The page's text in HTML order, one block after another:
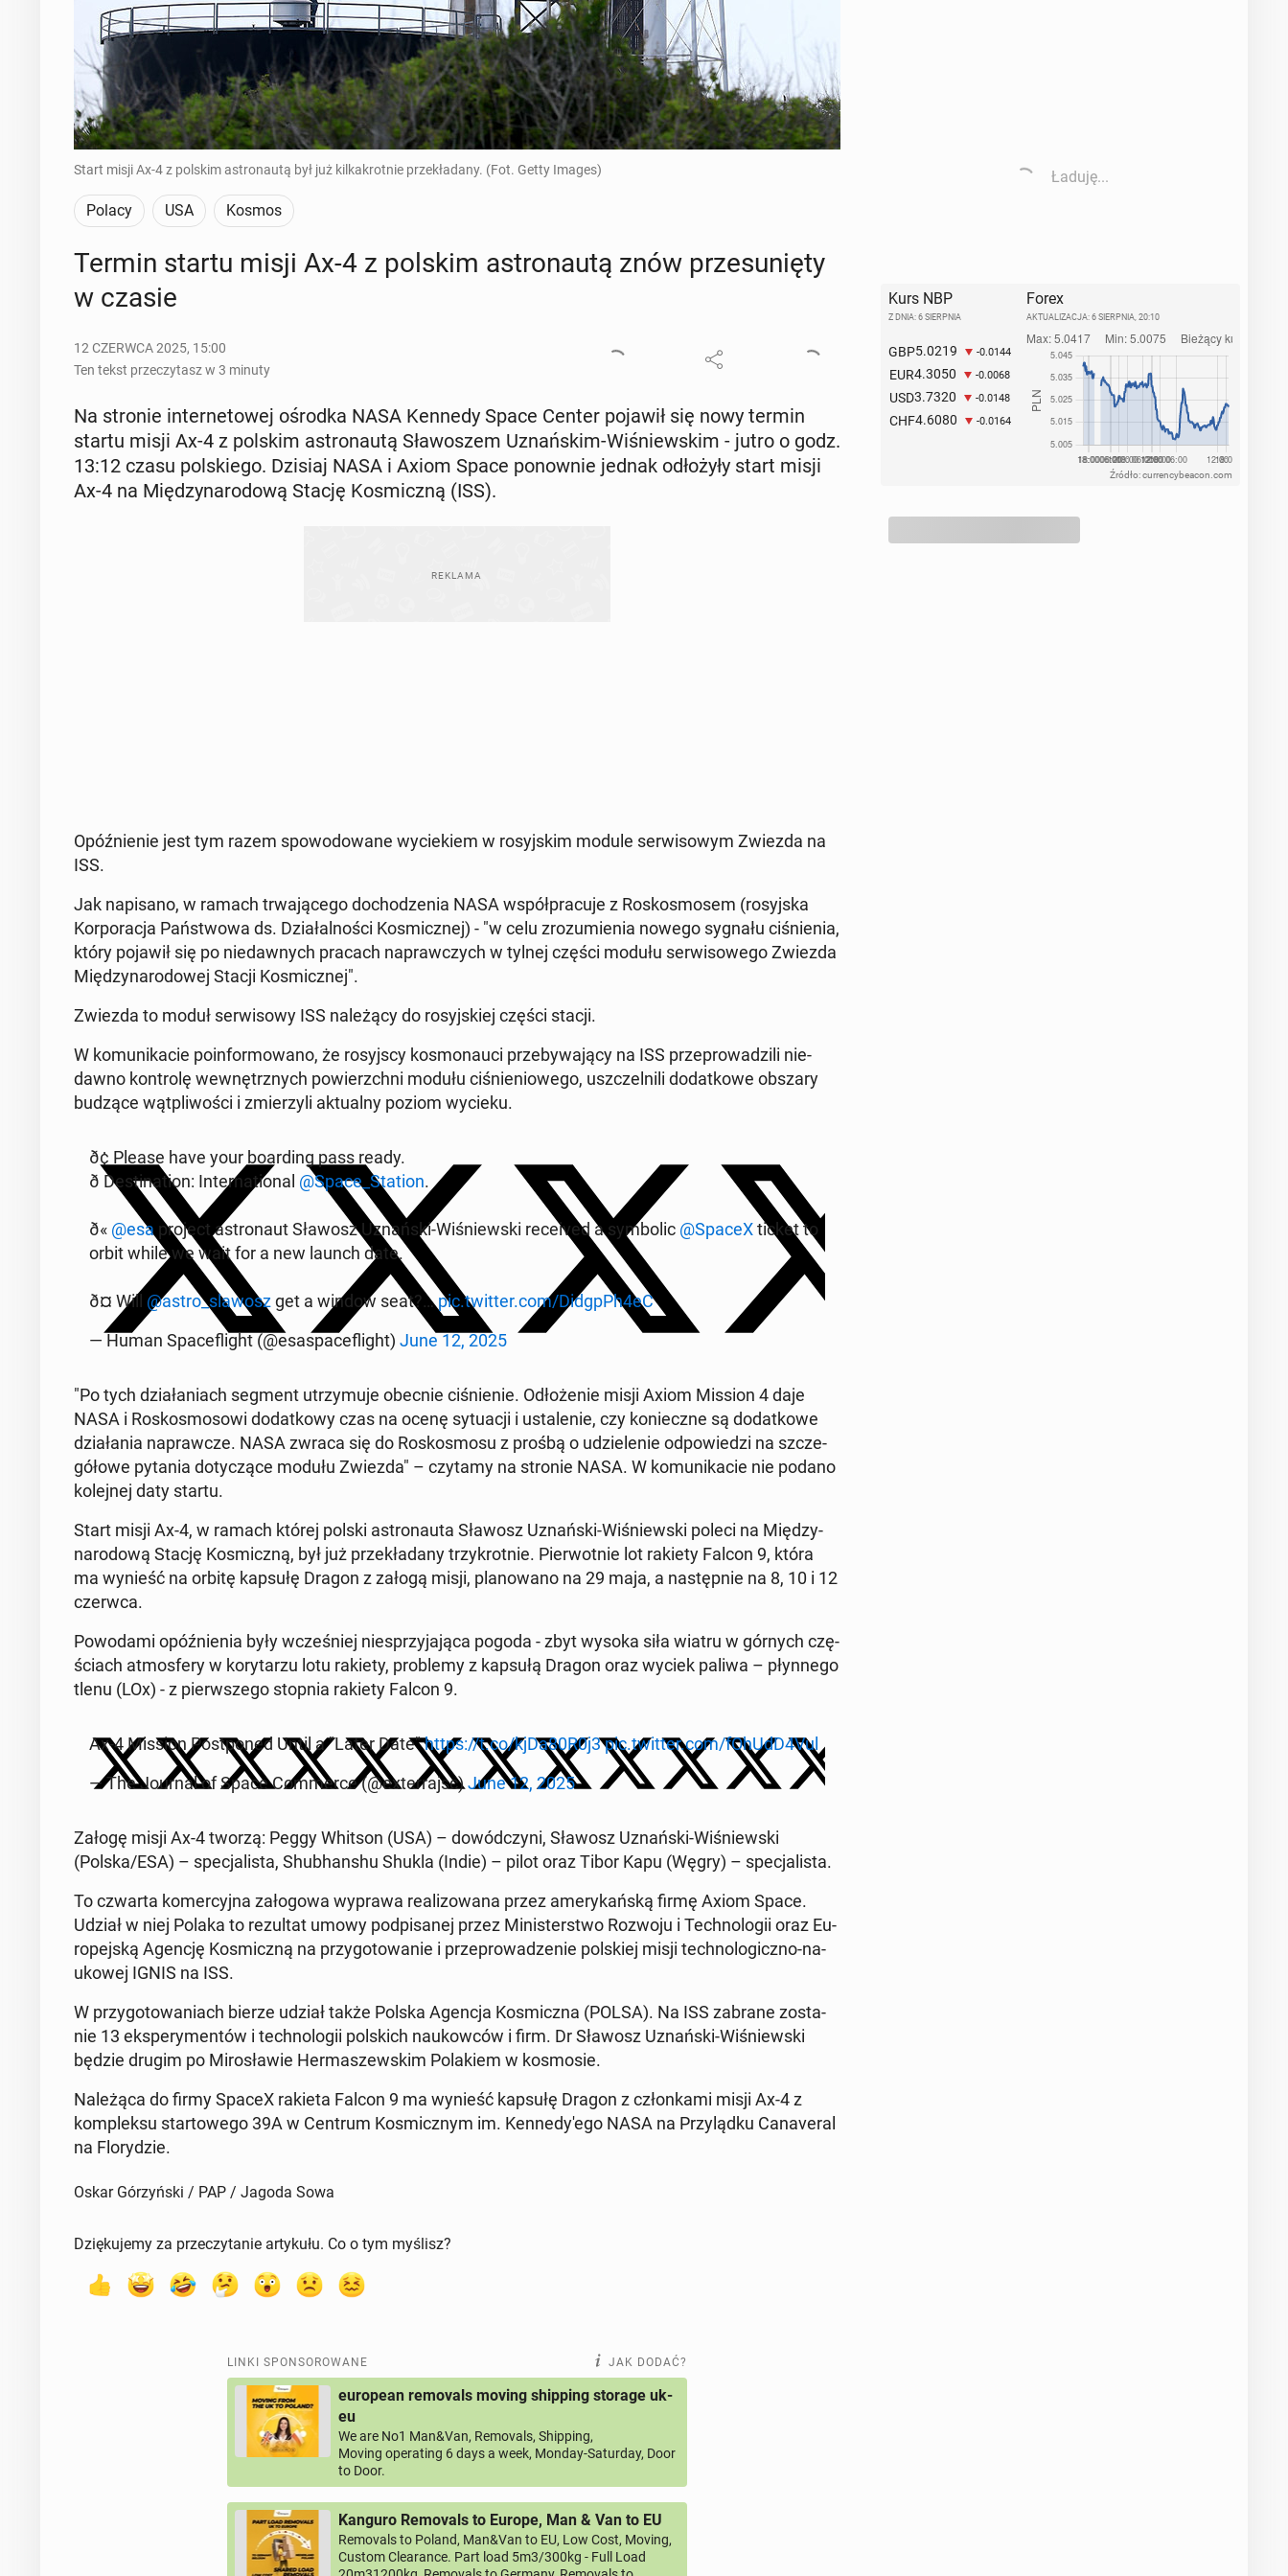
Start misji Ax-4 z polskim astronautą był już kilkakrotnie przekładany. (Fot. Getty Images)
Polacy USA Kosmos
Termin startu misji Ax-4 z polskim astro­nau­tą znów prze­su­nię­ty
w czasie
12 CZERWCA 2025, 15:00
Ten tekst przeczytasz w 3 minuty
Na stronie in­ter­ne­to­wej ośrodka NASA Kennedy Space Center pojawił się nowy termin
startu misji Ax-4 z polskim astro­nau­tą Sła­wo­szem Uznań­skim-Wi­śniew­skim - jutro o godz.
13:12 czasu pol­skie­go. Dzisiaj NASA i Axiom Space po­now­nie jednak odło­ży­ły start misji
Ax-4 na Mię­dzy­na­ro­do­wą Stację Ko­smicz­ną (ISS).
Opóź­nie­nie jest tym razem spo­wo­do­wa­ne wy­cie­kiem w ro­syj­skim module ser­wi­so­wym Zwiezda na
ISS.
Jak na­pi­sa­no, w ramach trwa­ją­ce­go do­cho­dze­nia NASA współ­pra­cu­je z Ro­sko­smo­sem (ro­syj­ska
Kor­po­ra­cja Pań­stwo­wa ds. Dzia­łal­no­ści Ko­smicz­nej) - "w celu zro­zu­mie­nia nowego sygnału ci­śnie­nia,
który pojawił się po nie­daw­nych pracach na­praw­czych w tylnej części modułu ser­wi­so­we­go Zwiezda
Mię­dzy­na­ro­do­wej Stacji Ko­smicz­nej".
Zwiezda to moduł ser­wi­so­wy ISS na­le­żą­cy do ro­syj­skiej części stacji.
W ko­mu­ni­ka­cie po­in­for­mo­wa­no, że ro­syj­scy ko­smo­nau­ci prze­by­wa­ją­cy na ISS prze­pro­wa­dzi­li nie­
daw­no kon­tro­lę we­wnętrz­nych po­wierzch­ni modułu ci­śnie­nio­we­go, uszczel­ni­li do­dat­ko­we obszary
budzące wąt­pli­wo­ści i zmie­rzy­li ak­tu­al­ny poziom wycieku.
ð¢ Please have your bo­ar­ding pass ready.
ð De­sti­na­tion: In­ter­na­tio­nal @Space_Station.
ð« @esa project astro­naut Sławosz Uznań­ski-Wi­śniew­ski re­ce­ived a sym­bo­lic @SpaceXticket to
orbit while we wait for a new launch date.
ð¤ Will @astro_slawoszget a window seat?…pic.twitter.com/DidgpPh4eC
— Human Spa­ce­fli­ght (@esa­spa­ce­fli­ght) June 12, 2025
"Po tych dzia­ła­niach segment utrzy­mu­je obecnie ci­śnie­nie. Odło­że­nie misji Axiom Mission 4 daje
NASA i Ro­sko­smo­so­wi do­dat­ko­wy czas na ocenę sy­tu­acji i usta­le­nie, czy ko­niecz­ne są do­dat­ko­we
dzia­ła­nia na­praw­cze. NASA zwraca się do Ro­sko­smo­su z prośbą o udzie­le­nie od­po­wie­dzi na szcze­
gó­ło­we pytania do­ty­czą­ce modułu Zwiezda" – czytamy na stronie NASA. W ko­mu­ni­ka­cie nie podano
ko­lej­nej daty startu.
Start misji Ax-4, w ramach której polski astro­nau­ta Sławosz Uznań­ski-Wi­śniew­ski poleci na Mię­dzy­
na­ro­do­wą Stację Ko­smicz­ną, był już prze­kła­da­ny trzy­krot­nie. Pier­wot­nie lot rakiety Falcon 9, która
ma wynieść na orbitę kapsułę Dragon z załogą misji, pla­no­wa­no na 29 maja, a na­stęp­nie na 8, 10 i 12
czerwca.
Po­wo­da­mi opóź­nie­nia były wcze­śniej nie­sprzy­ja­ją­ca pogoda - zbyt wysoka siła wiatru w górnych czę­
ściach at­mos­fe­ry w ko­ry­ta­rzu lotu rakiety, pro­ble­my z kapsułą Dragon oraz wyciek paliwa – płyn­ne­go
tlenu (LOx) - z pierw­sze­go stopnia rakiety Falcon 9.
Ax-4 Mission Post­po­ned Until a "Later Date"https://t.co/kjDa80R0j3pic.twitter.com/fOhUdD4Vul
— The Journal of Space Com­mer­ce (@exter­rajsc)June 12, 2025
Załogę misji Ax-4 tworzą: Peggy Whitson (USA) – do­wód­czy­ni, Sławosz Uznań­ski-Wi­śniew­ski
(Polska/ESA) – spe­cja­li­sta, Shu­bhan­shu Shukla (Indie) – pilot oraz Tibor Kapu (Węgry) – spe­cja­li­sta.
To czwarta ko­mer­cyj­na za­ło­go­wa wyprawa re­ali­zo­wa­na przez ame­ry­kań­ską firmę Axiom Space.
Udział w niej Polaka to re­zul­tat umowy pod­pi­sa­nej przez Mi­ni­ster­stwo Rozwoju i Tech­no­lo­gii oraz Eu­
ro­pej­ską Agencję Ko­smicz­ną na przy­go­to­wa­nie i prze­pro­wa­dze­nie pol­skiej misji tech­no­lo­gicz­no-na­
uko­wej IGNIS na ISS.
W przy­go­to­wa­niach bierze udział także Polska Agencja Ko­smicz­na (POLSA). Na ISS zabrane zo­sta­
nie 13 eks­pe­ry­men­tów i tech­no­lo­gii pol­skich na­ukow­ców i firm. Dr Sławosz Uznań­ski-Wi­śniew­ski
będzie drugim po Mi­ro­sła­wie Her­ma­szew­skim Po­la­kiem w ko­smo­sie.
Na­le­żą­ca do firmy SpaceX rakieta Falcon 9 ma wynieść kapsułę Dragon z człon­ka­mi misji Ax-4 z
kom­plek­su star­to­we­go 39A w Centrum Ko­smicz­nym im. Ken­ne­dy­'e­go NASA na Przy­ląd­ku Ca­na­ve­ral
na Flo­ry­dzie.
Oskar Górzyński / PAP / Jagoda Sowa
Dziękujemy za przeczytanie artykułu. Co o tym myślisz?
LINKI SPONSOROWANE JAK DODAĆ?
european removals moving shipping storage uk-
eu
We are No1 Man&Van, Removals, Shipping,
Moving operating 6 days a week, Monday-Saturday, Door
to Door.
Kanguro Removals to Europe, Man & Van to EU
Removals to Poland, Man&Van to EU, Low Cost, Moving,
Custom Clearance. Part load 5m3/300kg - Full Load
Ładuję...
Kurs NBP
Z DNIA: 6 SIERPNIA
GBP5.0219 -0.0144
EUR4.3050 -0.0068
USD3.7320 -0.0148
CHF4.6080 -0.0164
Forex
AKTUALIZACJA: 6 SIERPNIA, 20:10
Źródło: currencybeacon.com